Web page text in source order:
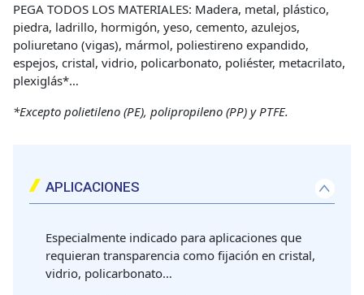
PEGA TODOS LOS MATERIALES: Madera, metal, plástico,
piedra, ladrillo, hormigón, yeso, cemento, azulejos,
poliuretano (vigas), mármol, poliestireno expandido,
espejos, cristal, vidrio, policarbonato, poliéster, metacrilato,
plexiglás*…
*Excepto polietileno (PE), polipropileno (PP) y PTFE.
APLICACIONES
Especialmente indicado para aplicaciones que
requieran transparencia como fijación en cristal,
vidrio, policarbonato…